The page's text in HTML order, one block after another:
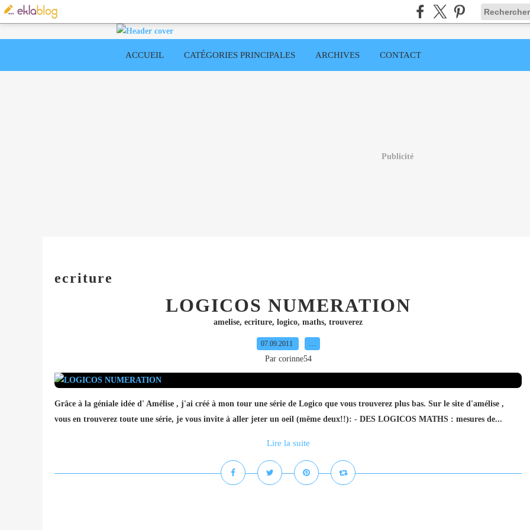
ACCUEIL CATÉGORIES PRINCIPALES ARCHIVES CONTACT
Publicité
ecriture
LOGICOS NUMERATION
amelise, ecriture, logico, maths, trouverez
07.09.2011 …
Par corinne54
Grâce à la géniale idée d' Amélise , j'ai créé à mon tour une série de Logico que vous trouverez plus bas. Sur le site d'amélise ,
vous en trouverez toute une série, je vous invite à aller jeter un oeil (même deux!!): - DES LOGICOS MATHS : mesures de...
Lire la suite